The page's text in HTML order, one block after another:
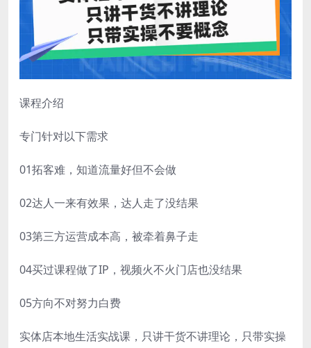
课程介绍
专门针对以下需求
01拓客难，知道流量好但不会做
02达人一来有效果，达人走了没结果
03第三方运营成本高，被牵着鼻子走
04买过课程做了IP，视频火不火门店也没结果
05方向不对努力白费
实体店本地生活实战课，只讲干货不讲理论，只带实操